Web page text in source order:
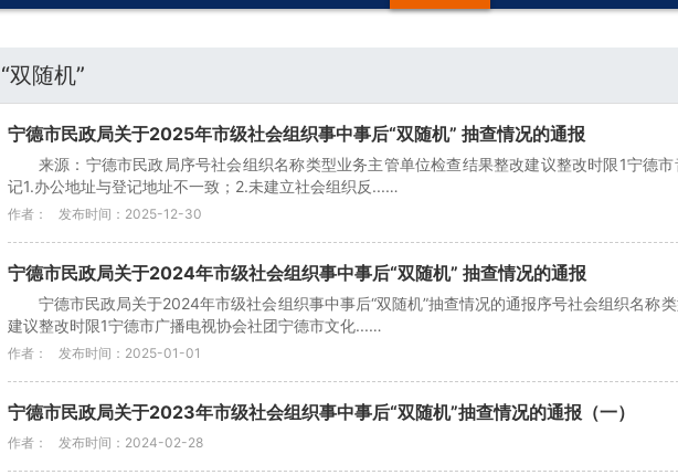
“双随机”
宁德市民政局关于2025年市级社会组织事中事后“双随机” 抽查情况的通报
来源：宁德市民政局序号社会组织名称类型业务主管单位检查结果整改建议整改时限1宁德
记1.办公地址与登记地址不一致；2.未建立社会组织反...…
作者： 发布时间：2025-12-30
宁德市民政局关于2024年市级社会组织事中事后“双随机” 抽查情况的通报
宁德市民政局关于2024年市级社会组织事中事后“双随机”抽查情况的通报序号社会组织名称
建议整改时限1宁德市广播电视协会社团宁德市文化...…
作者： 发布时间：2025-01-01
宁德市民政局关于2023年市级社会组织事中事后“双随机”抽查情况的通报（一）
作者： 发布时间：2024-02-28